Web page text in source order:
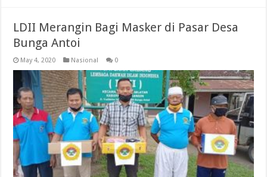
LDII Merangin Bagi Masker di Pasar Desa
Bunga Antoi
May 4, 2020 Nasional 0